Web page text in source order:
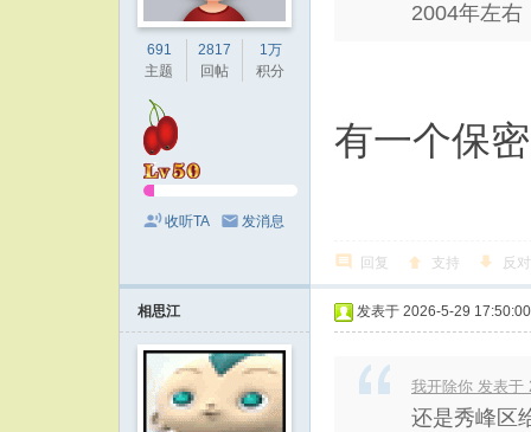
691
主题
2817
回帖
1万
积分
收听TA 发消息
2004年左右
有一个保
回复 支持 反对
相思江 发表于 2026-5-29 17:50:00
我开除你 发表于
还是秀峰区